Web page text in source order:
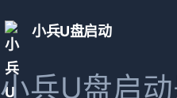
小兵U盘启动
小兵U盘启